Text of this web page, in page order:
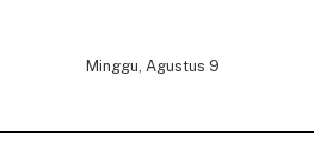
Minggu, Agustus 9